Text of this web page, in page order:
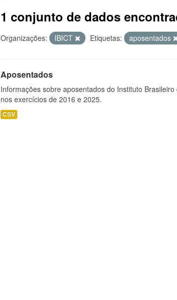
1 conjunto de dados
Organizações: IBICT Etiquetas: aposentados
Aposentados
Informações sobre aposentados do Instituto
nos exercícios de 2016 e 2025.
CSV